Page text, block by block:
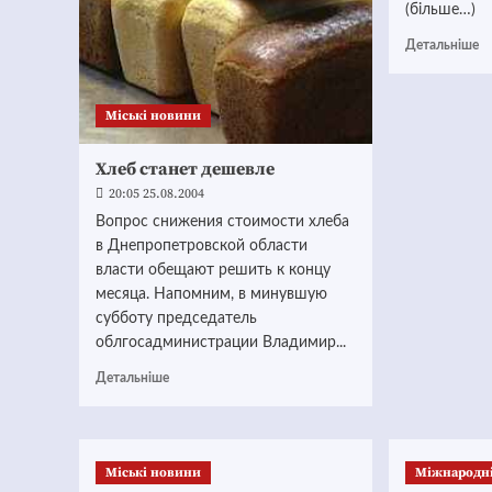
Mіські новини
Хлеб станет дешевле
20:05 25.08.2004
Вопрос снижения стоимости хлеба
в Днепропетровской области
власти обещают решить к концу
месяца. Напомним, в минувшую
субботу председатель
облгосадминистрации Владимир...
Детальніше
(більше…)
Детальніше
Mіські новини